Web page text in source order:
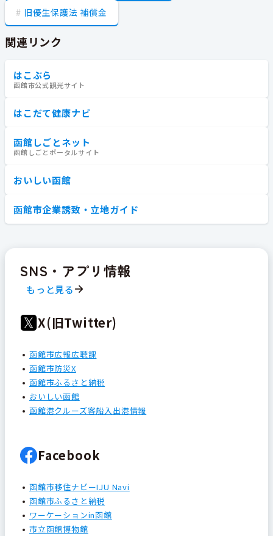
旧優生保護法 補償金
関連リンク
はこぶら
函館市公式観光サイト
はこだて健康ナビ
函館しごとネット
函館しごとポータルサイト
おいしい函館
函館市企業誘致・立地ガイド
SNS・アプリ情報
もっと見る
X(旧Twitter)
函館市広報広聴課
函館市防災X
函館市ふるさと納税
おいしい函館
函館港クルーズ客船入出港情報
Facebook
函館市移住ナビーIJU Navi
函館市ふるさと納税
ワーケーションin函館
市立函館博物館